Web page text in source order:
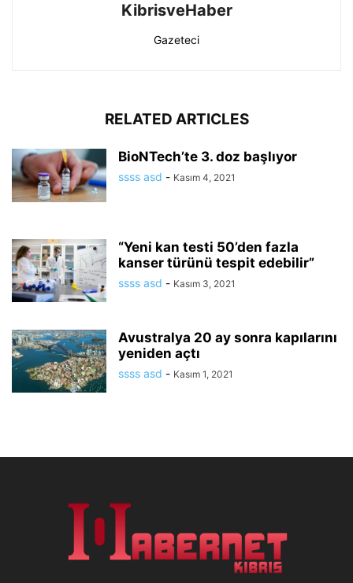
KibrisveHaber
Gazeteci
RELATED ARTICLES
BioNTech’te 3. doz başlıyor
ssss asd - Kasım 4, 2021
“Yeni kan testi 50’den fazla
kanser türünü tespit edebilir”
ssss asd - Kasım 3, 2021
Avustralya 20 ay sonra kapılarını
yeniden açtı
ssss asd - Kasım 1, 2021